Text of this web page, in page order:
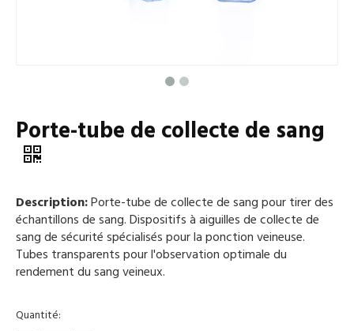
Porte-tube de collecte de sang
Description:Porte-tube de collecte de sang pour tirer des
échantillons de sang. Dispositifs à aiguilles de collecte de
sang de sécurité spécialisés pour la ponction veineuse.
Tubes transparents pour l'observation optimale du
rendement du sang veineux.
Quantité: